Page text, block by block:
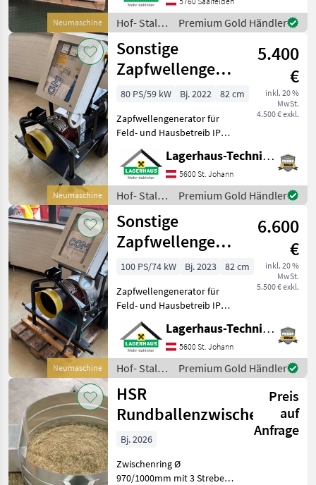
Neumaschine
phasig: 5, 14 kVA
-230VLombardini
Dieselmotor Mod.
25LD330Elektros
Hof- Stall-
und
Weidetechnik
/ Sonstige
Premium Gold Händler
Neumaschine
Sonstige
Zapfwellengenerator
20KVA Feld- und
Hausbetrieb
5.400
€
inkl. 20 %
MwSt.
4.500 € exkl.
80 PS/59 kW Bj. 2022
82 cm
Zapfwellengenerator für
Feld- und Hausbetreib IP23,
AVR Regelung, Spannungs
und
Frequenzüberwachung,
Leistung 16KW, 20 KVA,
praktisch mit der Hand zu
Transportieren,
Lagerhaus-Technik St. Johann
5600 St. Johann
Hof- Stall-
und
Weidetechnik
/ Sonstige
Premium Gold Händler
Neumaschine
Sonstige
Zapfwellengenerator
42KVA Feld-und
Hausbetrieb
6.600
€
inkl. 20 %
MwSt.
5.500 € exkl.
100 PS/74 kW Bj. 2023
82 cm
Zapfwellengenerator für
Feld- und Hausbetreib IP23,
AVR Regelung, Spannungs
und
Frequenzüberwachung,
Leistung 34KW, 42 KVA,
praktisch mit der Hand zu
Transportieren,
Lagerhaus-Technik St. Johann
5600 St. Johann
Hof- Stall-
und
Weidetechnik
/ Sonstige
Premium Gold Händler
HSR
Rundballenzwischenringe
Preis
auf
Anfrage
Bj. 2026
Zwischenring Ø
970/1000mm mit 3 Streben